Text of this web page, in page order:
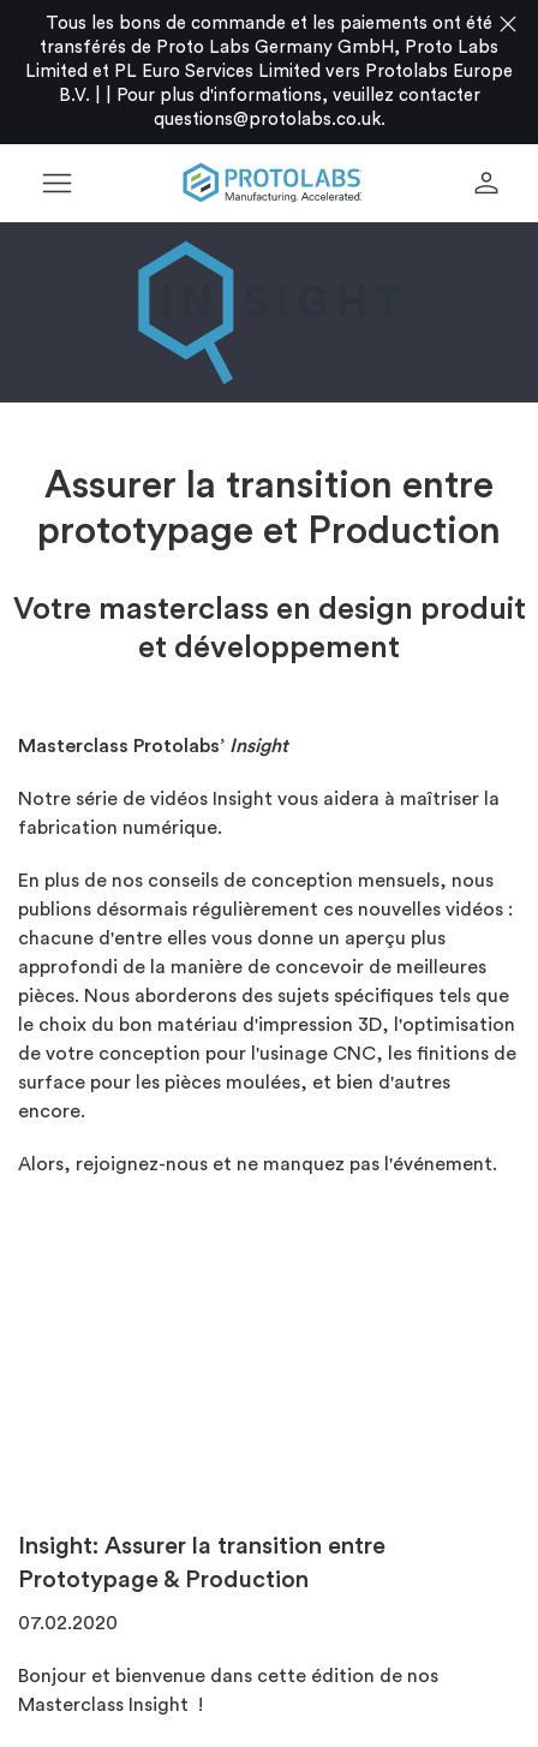
Tous les bons de commande et les paiements ont été
transférés de Proto Labs Germany GmbH, Proto Labs
Limited et PL Euro Services Limited vers Protolabs Europe
B.V. |
Pour plus d'informations, veuillez contacter
questions@protolabs.co.uk.
close
menu person
Assurer la transition entre
prototypage et Production
Votre masterclass en design produit
et développement
Masterclass Protolabs’ Insight
Notre série de vidéos Insight vous aidera à maîtriser la
fabrication numérique.
En plus de nos conseils de conception mensuels, nous
publions désormais régulièrement ces nouvelles vidéos :
chacune d'entre elles vous donne un aperçu plus
approfondi de la manière de concevoir de meilleures
pièces. Nous aborderons des sujets spécifiques tels que
le choix du bon matériau d'impression 3D, l'optimisation
de votre conception pour l'usinage CNC, les finitions de
surface pour les pièces moulées, et bien d'autres
encore.
Alors, rejoignez-nous et ne manquez pas l'événement.
Insight: Assurer la transition entre
Prototypage & Production
07.02.2020
Bonjour et bienvenue dans cette édition de nos
Masterclass Insight !